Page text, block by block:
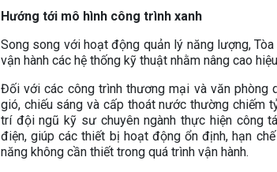
Hướng tới mô hình công trình xanh
Song song với hoạt động quản lý năng lượng,
vận hành các hệ thống kỹ thuật nhằm nâng cao
Đối với các công trình thương mại và văn phòng
gió, chiếu sáng và cấp thoát nước thường chiếm
trí đội ngũ kỹ sư chuyên ngành thực hiện công
điện, giúp các thiết bị hoạt động ổn định, hạn
năng không cần thiết trong quá trình vận hành.